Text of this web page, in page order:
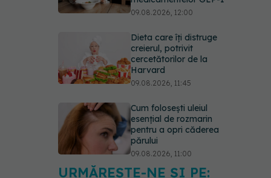
09.08.2026, 12:00
Dieta care îți distruge
creierul, potrivit
cercetătorilor de la
Harvard
09.08.2026, 11:45
Cum folosești uleiul
esențial de rozmarin
pentru a opri căderea
părului
09.08.2026, 11:00
URMĂREȘTE-NE ȘI PE: